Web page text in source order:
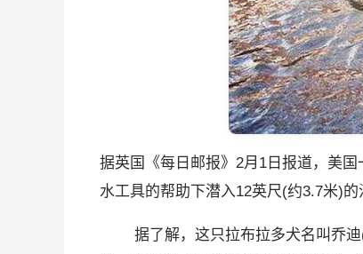
据英国《每日邮报》2月1日报道，美国
水工具的帮助下潜入12英尺(约3.7米)的
据了解，这只拉布拉多犬名叫乔迪